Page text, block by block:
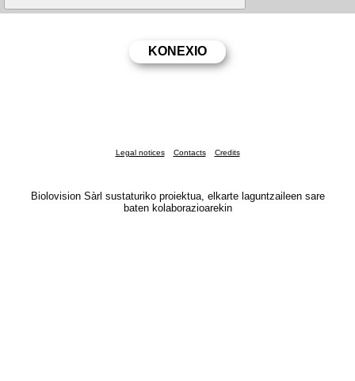
Legal notices Contacts Credits
Biolovision Sàrl sustaturiko proiektua, elkarte laguntzaileen sare
baten kolaborazioarekin